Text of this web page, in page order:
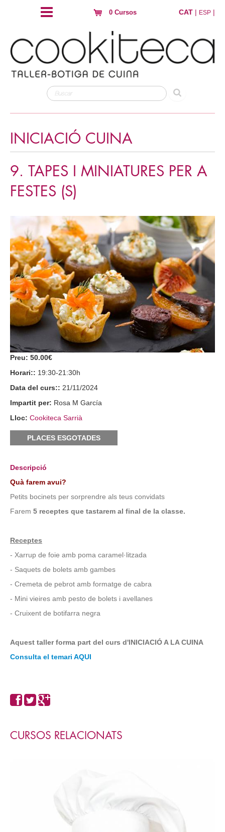
0 Cursos CAT | ESP |
INICIACIÓ CUINA
9. TAPES I MINIATURES PER A
FESTES (S)
Preu: 50.00€
Horari:: 19:30-21:30h
Data del curs:: 21/11/2024
Impartit per: Rosa M García
Lloc: Cookiteca Sarrià
PLACES ESGOTADES
Descripció
Quà farem avui?
Petits bocinets per sorprendre als teus convidats
Farem 5 receptes que tastarem al final de la classe.
Receptes
- Xarrup de foie amb poma caramel·litzada
- Saquets de bolets amb gambes
- Cremeta de pebrot amb formatge de cabra
- Mini vieires amb pesto de bolets i avellanes
- Cruixent de botifarra negra
Aquest taller forma part del curs d'INICIACIÓ A LA CUINA
Consulta el temari AQUI
CURSOS RELACIONATS